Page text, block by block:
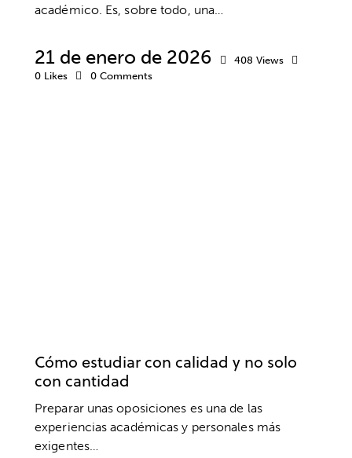
académico. Es, sobre todo, una…
21 de enero de 2026 408 Views
0 Likes 0 Comments
Cómo estudiar con calidad y no solo
con cantidad
Preparar unas oposiciones es una de las
experiencias académicas y personales más
exigentes…